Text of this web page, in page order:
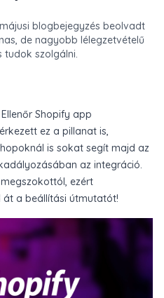
blogbejegyzés beolvadt
de nagyobb lélegzetvételű
tudok szolgálni.
Shopify app
ez a pillanat is,
is sokat segít majd az
az integráció.
ezért
át a beállítási útmutatót!